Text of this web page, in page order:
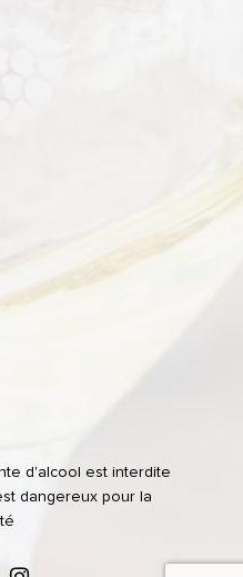
d'alcool est interdite
dangereux pour la